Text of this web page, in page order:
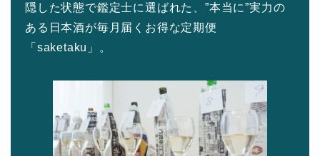
隠した状態で鑑定士に選ばれた、”本当に”実力の
ある日本酒が毎月届くお得な定期便
「saketaku」。